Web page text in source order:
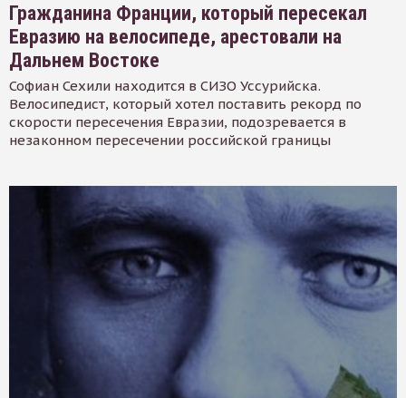
Гражданина Франции, который пересекал
Евразию на велосипеде, арестовали на
Дальнем Востоке
Софиан Сехили находится в СИЗО Уссурийска.
Велосипедист, который хотел поставить рекорд по
скорости пересечения Евразии, подозревается в
незаконном пересечении российской границы